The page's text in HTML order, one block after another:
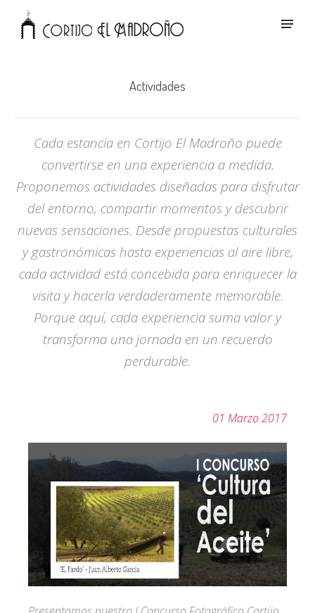
Actividades
Cada estancia en Cortijo El Madroño puede
convertirse en una experiencia a medida.
Proponemos actividades diseñadas para disfrutar
del entorno, compartir momentos y descubrir
nuevas sensaciones. Desde propuestas culturales
y gastronómicas hasta experiencias al aire libre,
cada actividad está concebida para enriquecer la
visita y hacerla verdaderamente memorable.
Porque aquí, cada experiencia suma valor y
transforma una jornada en un recuerdo
perdurable.
01 Marzo 2017